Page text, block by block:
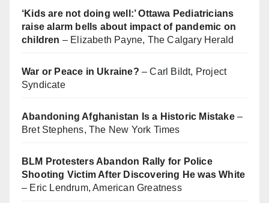
‘Kids are not doing well:’ Ottawa Pediatricians
raise alarm bells about impact of pandemic on
children – Elizabeth Payne, The Calgary Herald
War or Peace in Ukraine? – Carl Bildt, Project
Syndicate
Abandoning Afghanistan Is a Historic Mistake–
Bret Stephens, The New York Times
BLM Protesters Abandon Rally for Police
Shooting Victim After Discovering He was White
– Eric Lendrum, American Greatness